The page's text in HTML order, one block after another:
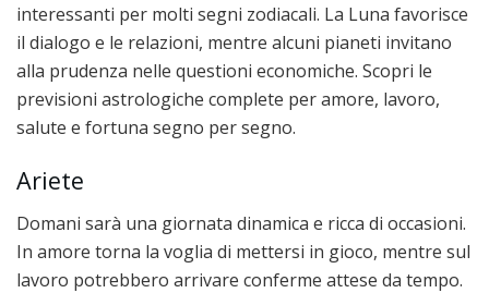
interessanti per molti segni zodiacali. La Luna favorisce
il dialogo e le relazioni, mentre alcuni pianeti invitano
alla prudenza nelle questioni economiche. Scopri le
previsioni astrologiche complete per amore, lavoro,
salute e fortuna segno per segno.
Ariete
Domani sarà una giornata dinamica e ricca di occasioni.
In amore torna la voglia di mettersi in gioco, mentre sul
lavoro potrebbero arrivare conferme attese da tempo.